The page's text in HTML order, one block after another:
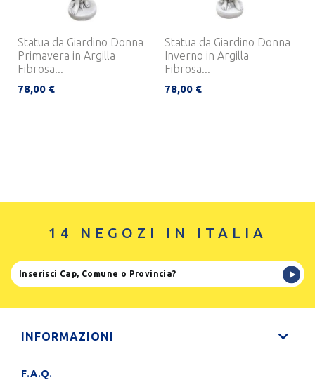
Statua da Giardino Donna
Primavera in Argilla
Fibrosa...
78,00 €
Statua da Giardino Donna
Inverno in Argilla
Fibrosa...
78,00 €
14 NEGOZI IN ITALIA
INFORMAZIONI
F.A.Q.